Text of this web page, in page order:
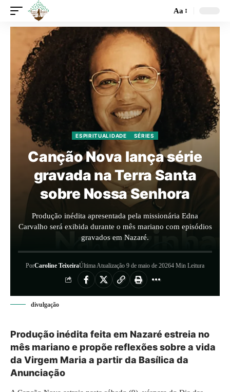
Aa
ESPIRITUALIDADE SÉRIES
Canção Nova lança série
gravada na Terra Santa
sobre Nossa Senhora
Produção inédita apresentada pela missionária Edna
Carvalho será exibida durante o mês mariano com episódios
gravados em Nazaré.
PorCaroline TeixeiraÚltima Atualização 9 de maio de 20264 Min Leitura
divulgação
Produção inédita feita em Nazaré estreia no
mês mariano e propõe reflexões sobre a vida
da Virgem Maria a partir da Basílica da
Anunciação